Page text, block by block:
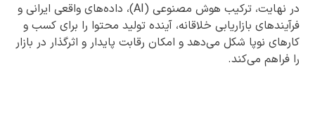
در نهایت، ترکیب هوش مصنوعی (AI)، داده‌های واقعی ایرانی و
فرآیندهای بازاریابی خلاقانه، آینده تولید محتوا را برای کسب و
کارهای نوپا شکل می‌دهد و امکان رقابت پایدار و اثرگذار در بازار
را فراهم می‌کند.